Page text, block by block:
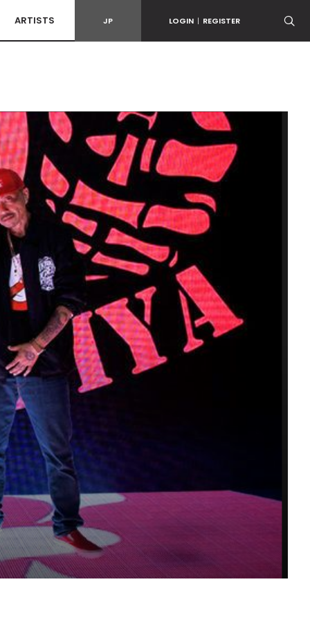
ARTISTS JP LOGIN | REGISTER